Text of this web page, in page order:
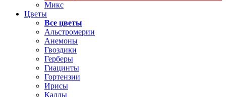
Микс
Цветы
Все цветы
Альстромерии
Анемоны
Гвоздики
Герберы
Гиацинты
Гортензии
Ирисы
Каллы